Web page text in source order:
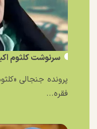
سرنوشت کلثوم
فقره...